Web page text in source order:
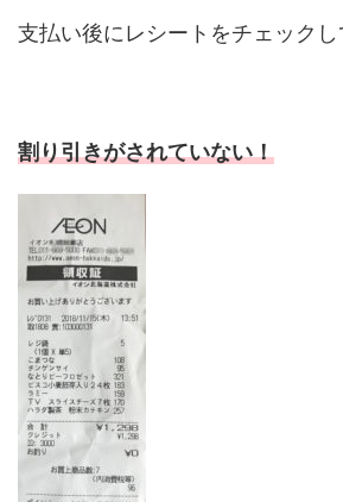
支払い後にレシートをチェックし
割り引きがされていない！